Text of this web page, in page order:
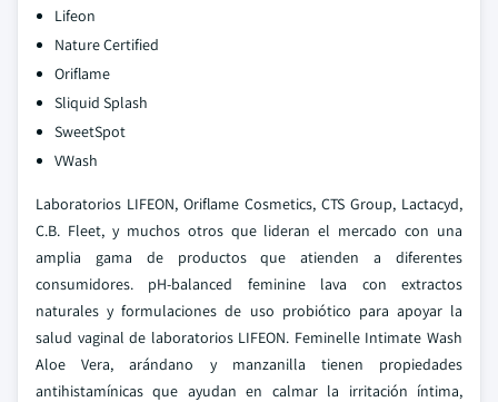
Lifeon
Nature Certified
Oriflame
Sliquid Splash
SweetSpot
VWash
Laboratorios LIFEON, Oriflame Cosmetics, CTS Group, Lactacyd,
C.B. Fleet, y muchos otros que lideran el mercado con una
amplia gama de productos que atienden a diferentes
consumidores. pH-balanced feminine lava con extractos
naturales y formulaciones de uso probiótico para apoyar la
salud vaginal de laboratorios LIFEON. Feminelle Intimate Wash
Aloe Vera, arándano y manzanilla tienen propiedades
antihistamínicas que ayudan en calmar la irritación íntima,